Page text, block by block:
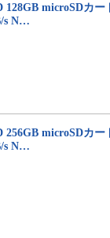
128GB microSDカ
s N…
256GB microSDカ
s N…